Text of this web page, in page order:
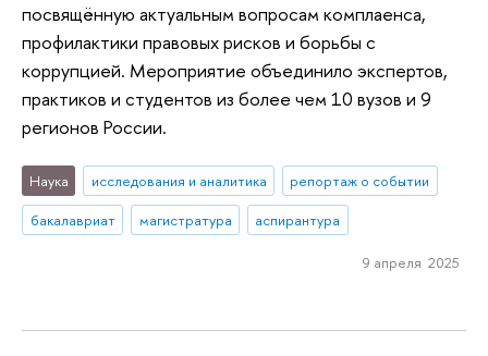
посвящённую актуальным вопросам комплаенса,
профилактики правовых рисков и борьбы с
коррупцией. Мероприятие объединило экспертов,
практиков и студентов из более чем 10 вузов и 9
регионов России.
Наука исследования и аналитика
репортаж о событии
бакалавриат
магистратура аспирантура
9 апреля 2025